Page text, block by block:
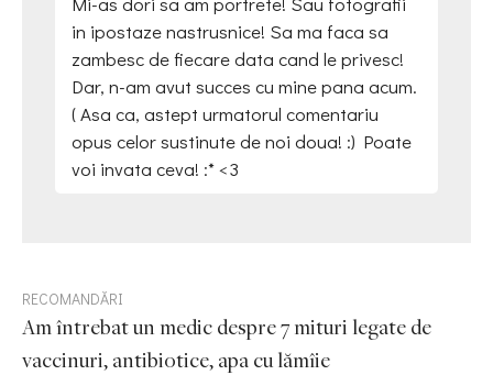
in ipostaze nastrusnice! Sa ma faca sa
zambesc de fiecare data cand le privesc!
Dar, n-am avut succes cu mine pana acum.
( Asa ca, astept urmatorul comentariu
opus celor sustinute de noi doua! :) Poate
voi invata ceva! :* <3
RECOMANDĂRI
Am întrebat un medic despre 7 mituri legate de
vaccinuri, antibiotice, apa cu lămîie